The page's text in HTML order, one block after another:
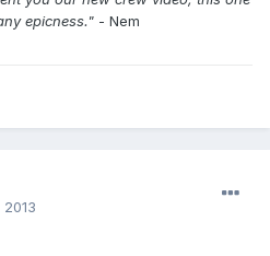
epicness." - Nem